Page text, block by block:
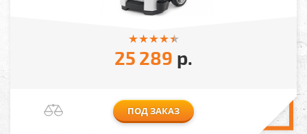
25 289 р.
ПОД ЗАКАЗ